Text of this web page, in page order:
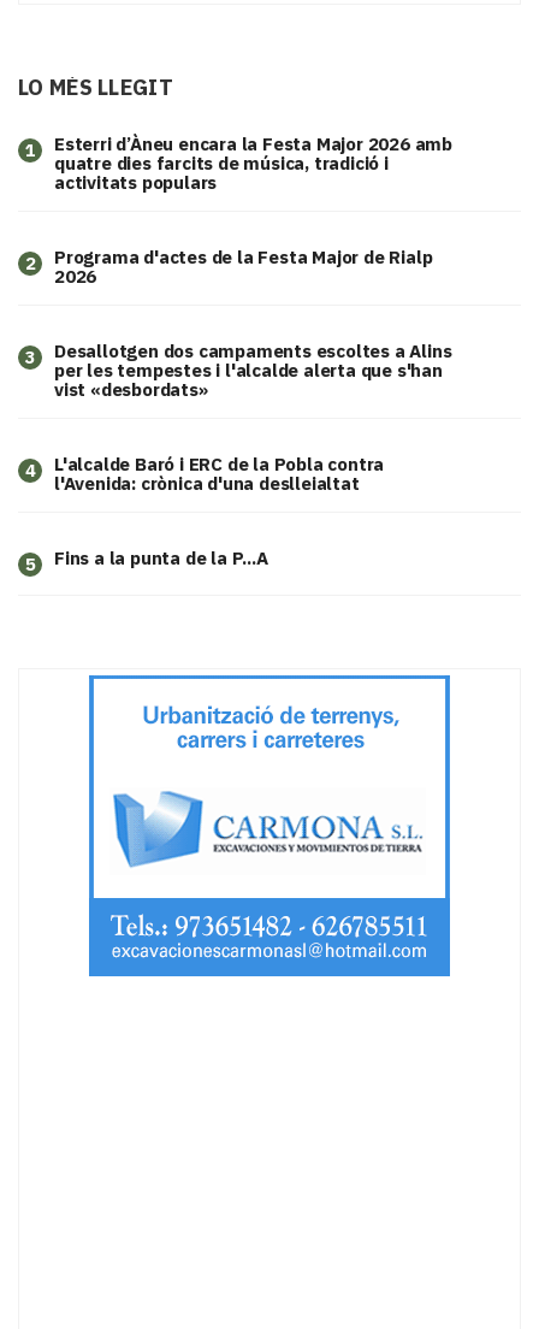
LO MÉS LLEGIT
1
Esterri d’Àneu encara la Festa Major 2026 amb
quatre dies farcits de música, tradició i
activitats populars
2
Programa d'actes de la Festa Major de Rialp
2026
3
​Desallotgen dos campaments escoltes a Alins
per les tempestes i l'alcalde alerta que s'han
vist «desbordats»
4
L'alcalde Baró i ERC de la Pobla contra
l'Avenida: crònica d'una deslleialtat
5 Fins a la punta de la P...A